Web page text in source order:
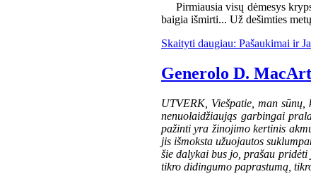
Pirmiausia visų dėmesys
baigia išmirti... Už dešimties
Skaityti daugiau: Pašaukimai ir
Generolo D.
UTVERK, Viešpatie, man
nenuolaidžiaująs garbingai
pažinti yra žinojimo kertinis
jis išmoksta užuojautos
šie dalykai bus jo, prašau
tikro didingumo paprastumą,